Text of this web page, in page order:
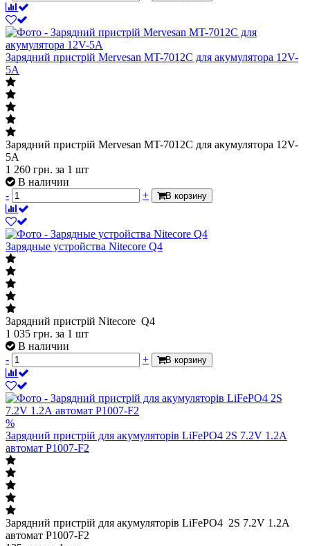
Зарядний пристрій Mervesan MT-7012C для акумулятора 12V-
5A
Зарядний пристрій Mervesan MT-7012C для акумулятора 12V-
5A
1 260 грн. за 1 шт
В наличии
-
+ В корзину
Зарядные устройства Nitecore Q4
Зарядний пристрій Nitecore Q4
1 035 грн. за 1 шт
В наличии
-
+ В корзину
%
Зарядний пристрій для акумуляторів LiFePO4 2S 7.2V 1.2А
автомат P1007-F2
Зарядний пристрій для акумуляторів LiFePO4 2S 7.2V 1.2А
автомат P1007-F2